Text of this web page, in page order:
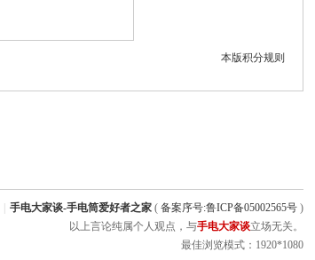
本版积分规则
手电大家谈-手电筒爱好者之家( 备案序号:鲁ICP备05002565号)
以上言论纯属个人观点，与手电大家谈立场无关。
最佳浏览模式：1920*1080